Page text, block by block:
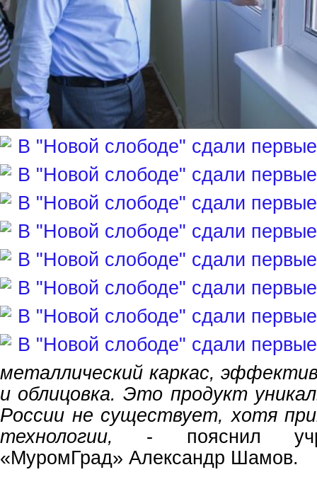
металлический каркас,
и облицовка. Это продукт
России не существует, хотя
технологии, - пояснил
«МуромГрад» Александр Шамов.